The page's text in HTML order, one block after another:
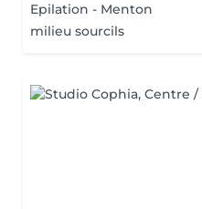
Epilation - Menton
milieu sourcils